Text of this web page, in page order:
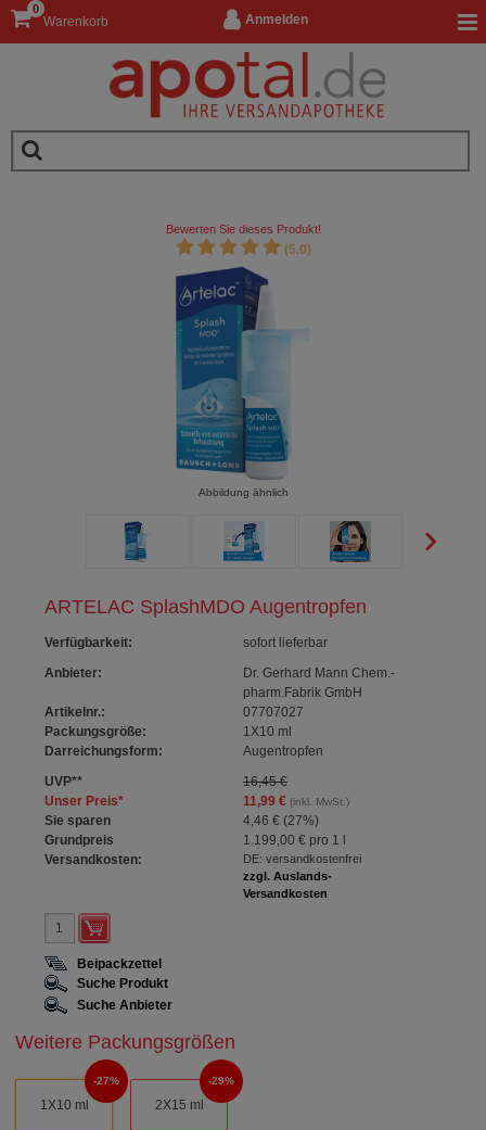
Anmelden
Warenkorb
0
ARTELAC SplashMDO Augentropfen
Verfügbarkeit:
sofort lieferbar
Anbieter:
Dr. Gerhard Mann Chem.-
pharm.Fabrik GmbH
Artikelnr.:
07707027
Packungsgröße:
1X10 ml
Darreichungsform:
Augentropfen
UVP**
16,45 €
Unser Preis* 11,99 €(inkl. MwSt.)
Sie sparen 4,46 € (27%)
Grundpreis
1.199,00 €pro 1 l
Versandkosten:
DE: versandkostenfrei
zzgl. Auslands-
Versandkosten
Bewerten Sie dieses Produkt!
(5.0)
Abbildung ähnlich
Beipackzettel
Suche Produkt
Suche Anbieter
Weitere Packungsgrößen
1X10 ml
27%
2X15 ml
29%